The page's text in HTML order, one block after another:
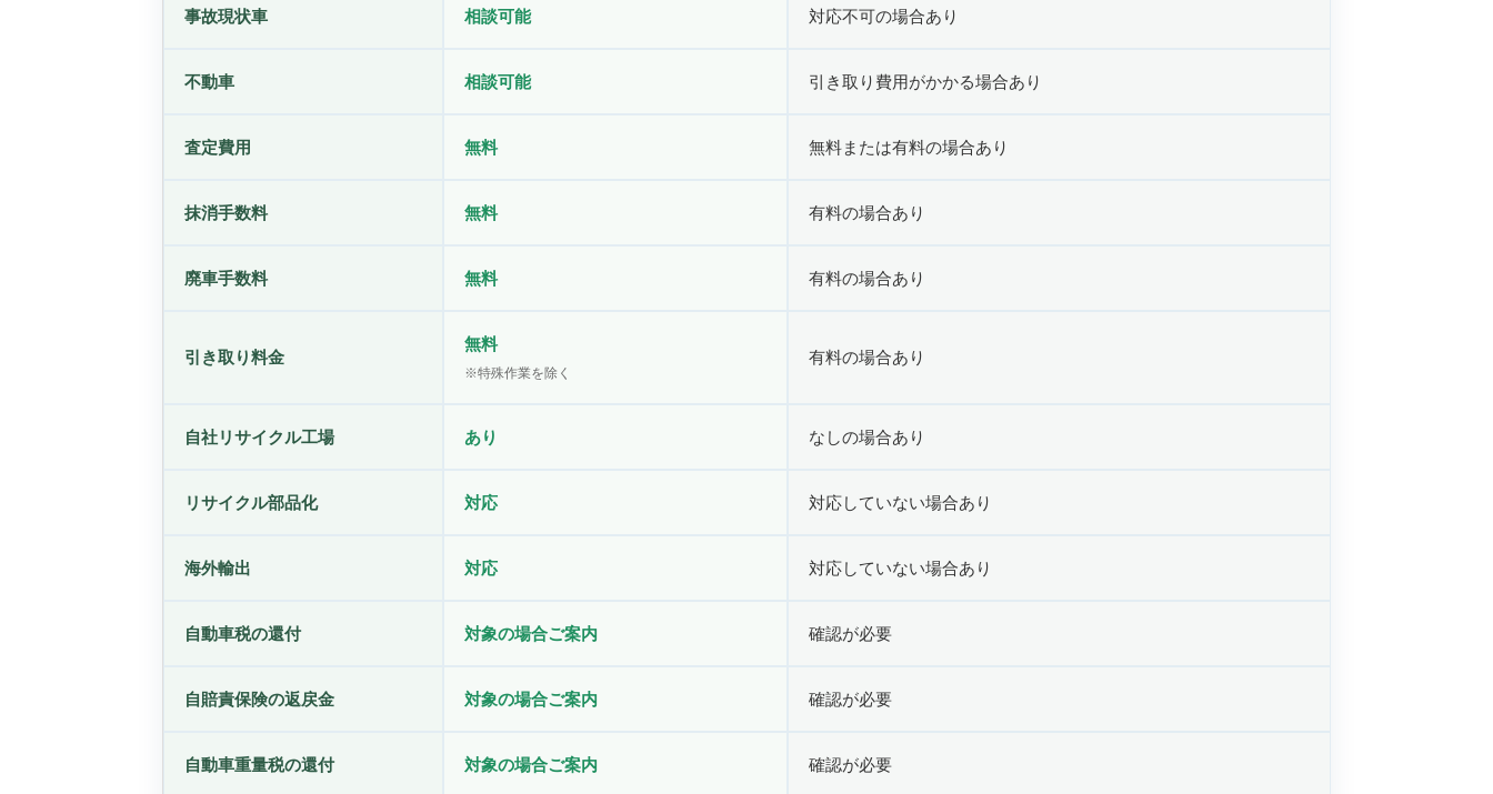
事故現状車 相談可能 対応不可の場合あり
不動車 相談可能 引き取り費用がかかる場合あり
査定費用 無料 無料または有料の場合あり
抹消手数料 無料 有料の場合あり
廃車手数料 無料 有料の場合あり
引き取り料金
無料
※特殊作業を除く
有料の場合あり
自社リサイクル工場 あり なしの場合あり
リサイクル部品化 対応 対応していない場合あり
海外輸出 対応 対応していない場合あり
自動車税の還付 対象の場合ご案内 確認が必要
自賠責保険の返戻金 対象の場合ご案内 確認が必要
自動車重量税の還付 対象の場合ご案内 確認が必要